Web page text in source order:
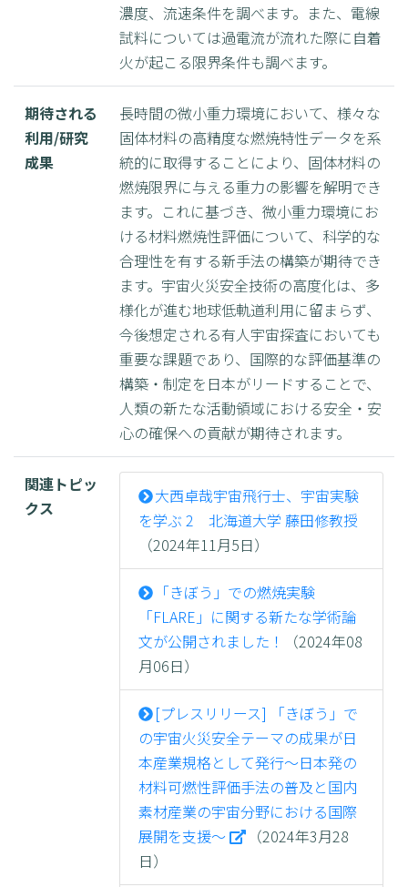
濃度、流速条件を調べます。また、電線
試料については過電流が流れた際に自着
火が起こる限界条件も調べます。
期待される
利用/研究
成果
長時間の微小重力環境において、様々な
固体材料の高精度な燃焼特性データを系
統的に取得することにより、固体材料の
燃焼限界に与える重力の影響を解明でき
ます。これに基づき、微小重力環境にお
ける材料燃焼性評価について、科学的な
合理性を有する新手法の構築が期待でき
ます。宇宙火災安全技術の高度化は、多
様化が進む地球低軌道利用に留まらず、
今後想定される有人宇宙探査においても
重要な課題であり、国際的な評価基準の
構築・制定を日本がリードすることで、
人類の新たな活動領域における安全・安
心の確保への貢献が期待されます。
関連トピッ
クス
大西卓哉宇宙飛行士、宇宙実験
を学ぶ 2 北海道大学 藤田修教授
（2024年11月5日）
「きぼう」での燃焼実験
「FLARE」に関する新たな学術論
文が公開されました！
（2024年08
月06日）
[プレスリリース] 「きぼう」で
の宇宙火災安全テーマの成果が日
本産業規格として発行～日本発の
材料可燃性評価手法の普及と国内
素材産業の宇宙分野における国際
展開を支援～
（2024年3月28
日）